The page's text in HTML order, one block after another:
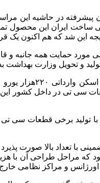
در حاشیه این
ساخت ایران این
هم اکنون یک قرار داد همکاری
مورد حمایت همه جانبه و
تولید برخی قطعات سی
با تعداد بالا صورت
بود که مراحل طراحی آن
اورژانس و مراکز نظامی